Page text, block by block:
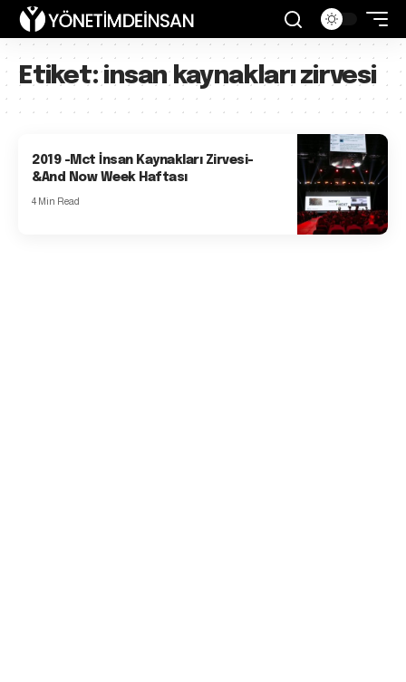
Etiket:insan kaynakları zirvesi
2019 -Mct İnsan Kaynakları Zirvesi-
&And Now Week Haftası
4 Min Read